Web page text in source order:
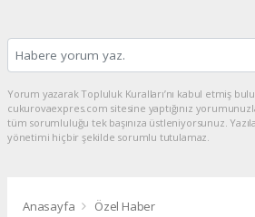
Yorum yazarak Topluluk Kuralları’nı kabul etmiş
cukurovaexpres.com sitesine yaptığınız
tüm sorumluluğu tek başınıza üstleniyorsunuz.
yönetimi hiçbir şekilde sorumlu tutulamaz.
Anasayfa Özel Haber